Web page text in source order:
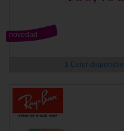
novedad
1 Color disponible